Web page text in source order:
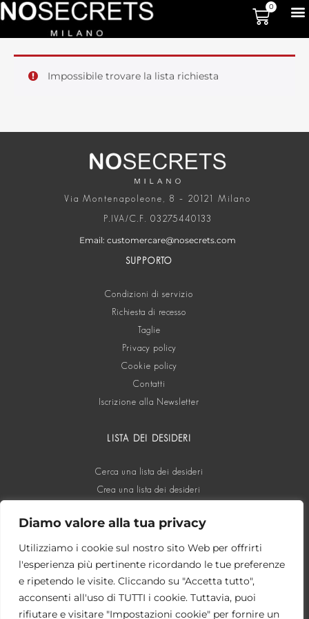
Diamo valore alla tua privacy
Utilizziamo i cookie sul nostro sito Web per offrirti
l'esperienza più pertinente ricordando le tue preferenze
e ripetendo le visite. Cliccando su "Accetta tutto",
acconsenti all'uso di TUTTI i cookie. Tuttavia, puoi
rifiutare e visitare "Impostazioni cookie" per fornire un
0
Impossibile trovare la lista richiesta
Via Montenapoleone, 8 – 20121 Milano
P.IVA/C.F. 03275440133
Email: customercare@nosecrets.com
SUPPORTO
Condizioni di servizio
Richiesta di recesso
Taglie
Privacy policy
Cookie policy
Contatti
Iscrizione alla Newsletter
LISTA DEI DESIDERI
Cerca una lista dei desideri
Crea una lista dei desideri
SOCIAL